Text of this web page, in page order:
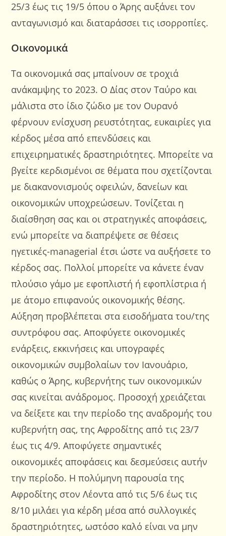
25/3 έως τις 19/5 όπου ο Άρης αυξάνει τον
ανταγωνισμό και διαταράσσει τις ισορροπίες.
Οικονομικά
Τα οικονομικά σας μπαίνουν σε τροχιά
ανάκαμψης το 2023. Ο Δίας στον Ταύρο και
μάλιστα στο ίδιο ζώδιο με τον Ουρανό
φέρνουν ενίσχυση ρευστότητας, ευκαιρίες για
κέρδος μέσα από επενδύσεις και
επιχειρηματικές δραστηριότητες. Μπορείτε να
βγείτε κερδισμένοι σε θέματα που σχετίζονται
με διακανονισμούς οφειλών, δανείων και
οικονομικών υποχρεώσεων. Τονίζεται η
διαίσθηση σας και οι στρατηγικές αποφάσεις,
ενώ μπορείτε να διαπρέψετε σε θέσεις
ηγετικές-managerial έτσι ώστε να αυξήσετε το
κέρδος σας. Πολλοί μπορείτε να κάνετε έναν
πλούσιο γάμο με εφοπλιστή ή εφοπλίστρια ή
με άτομο επιφανούς οικονομικής θέσης.
Αύξηση προβλέπεται στα εισοδήματα του/της
συντρόφου σας. Αποφύγετε οικονομικές
ενάρξεις, εκκινήσεις και υπογραφές
οικονομικών συμβολαίων τον Ιανουάριο,
καθώς ο Άρης, κυβερνήτης των οικονομικών
σας κινείται ανάδρομος. Προσοχή χρειάζεται
να δείξετε και την περίοδο της αναδρομής του
κυβερνήτη σας, της Αφροδίτης από τις 23/7
έως τις 4/9. Αποφύγετε σημαντικές
οικονομικές αποφάσεις και δεσμεύσεις αυτήν
την περίοδο. Η πολύμηνη παρουσία της
Αφροδίτης στον Λέοντα από τις 5/6 έως τις
8/10 μιλάει για κέρδη μέσα από συλλογικές
δραστηριότητες, ωστόσο καλό είναι να μην